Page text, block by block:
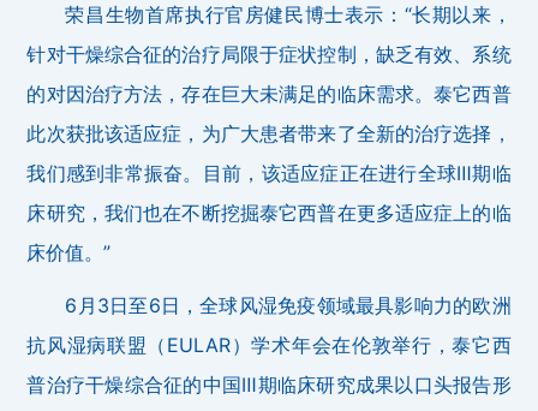
荣昌生物首席执行官房健民博士表示：“长期以来，
针对干燥综合征的治疗局限于症状控制，缺乏有效、系统
的对因治疗方法，存在巨大未满足的临床需求。泰它西普
此次获批该适应症，为广大患者带来了全新的治疗选择，
我们感到非常振奋。目前，该适应症正在进行全球Ⅲ期临
床研究，我们也在不断挖掘泰它西普在更多适应症上的临
床价值。”
6月3日至6日，全球风湿免疫领域最具影响力的欧洲
抗风湿病联盟（EULAR）学术年会在伦敦举行，泰它西
普治疗干燥综合征的中国Ⅲ期临床研究成果以口头报告形